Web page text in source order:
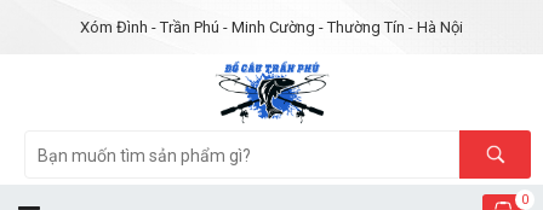
Xóm Đình - Trần Phú - Minh Cường - Thường Tín - Hà Nội
0